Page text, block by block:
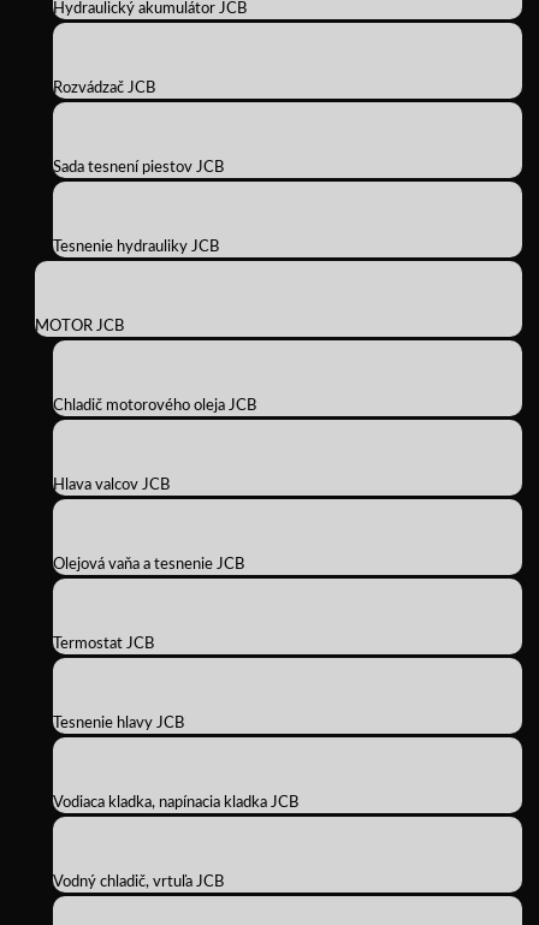
Hydraulický akumulátor JCB
Rozvádzač JCB
Sada tesnení piestov JCB
Tesnenie hydrauliky JCB
MOTOR JCB
Chladič motorového oleja JCB
Hlava valcov JCB
Olejová vaňa a tesnenie JCB
Termostat JCB
Tesnenie hlavy JCB
Vodiaca kladka, napínacia kladka JCB
Vodný chladič, vrtuľa JCB